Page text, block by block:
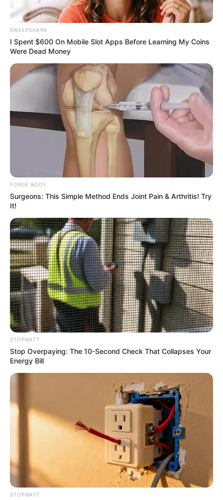
The Chapel Of Sound Amphitheater - Architectural
Marvels
BRAINBERRIES
These 9 Actresses Will Make You Rethink Good
And Evil!
BRAINBERRIES
You'll Be Amazed By The Blue Lagoon Stars Today
SWEEPSHARK
I Spent $600 On Mobile Slot Apps Before Learning My Coins
Were Dead Money
FORGE BODY
Surgeons: This Simple Method Ends Joint Pain & Arthritis! Try
It!
STOPWATT
Stop Overpaying: The 10-Second Check That Collapses Your
Energy Bill
STOPWATT